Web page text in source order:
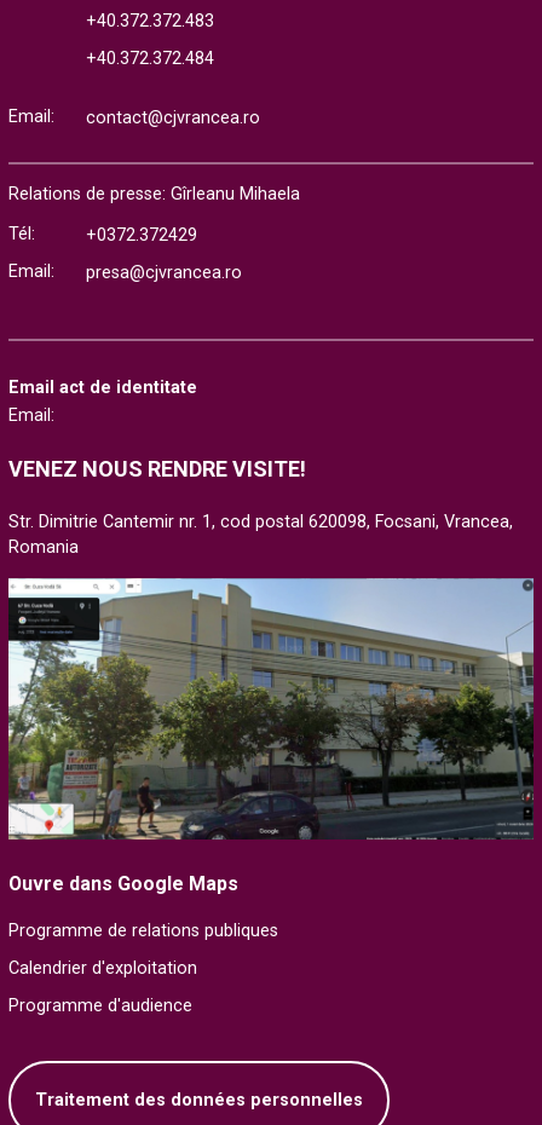
+40.372.372.483
+40.372.372.484
Email: contact@cjvrancea.ro
Relations de presse: Gîrleanu Mihaela
Tél:
+0372.372429
Email:
presa@cjvrancea.ro
Email act de identitate
Email:
VENEZ NOUS RENDRE VISITE!
Str. Dimitrie Cantemir nr. 1, cod postal 620098, Focsani, Vrancea,
Romania
Ouvre dans Google Maps
Programme de relations publiques
Calendrier d'exploitation
Programme d'audience
Traitement des données personnelles